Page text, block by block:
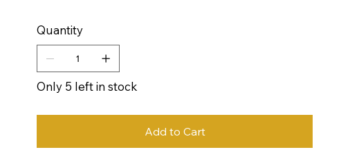
Quantity
Only 5 left in stock
Add to Cart